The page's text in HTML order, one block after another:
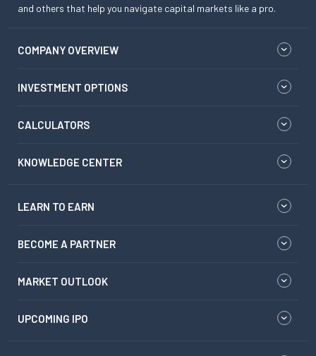
and others that help you navigate capital markets like a pro.
COMPANY OVERVIEW
INVESTMENT OPTIONS
CALCULATORS
KNOWLEDGE CENTER
LEARN TO EARN
BECOME A PARTNER
MARKET OUTLOOK
UPCOMING IPO